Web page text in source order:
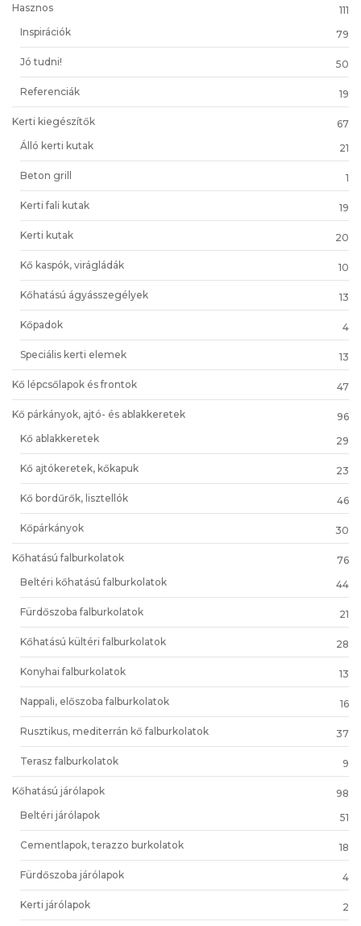
Hasznos
111
Inspirációk
79
Jó tudni! 50
Referenciák 19
Kerti kiegészítők
67
Álló kerti kutak
21
Beton grill 1
Kerti fali kutak 19
Kerti kutak 20
Kő kaspók, virágládák 10
Kőhatású ágyásszegélyek 13
Kőpadok 4
Speciális kerti elemek 13
Kő lépcsőlapok és frontok 47
Kő párkányok, ajtó- és ablakkeretek
96
Kő ablakkeretek
29
Kő ajtókeretek, kőkapuk 23
Kő bordűrők, lisztellók 46
Kőpárkányok 30
Kőhatású falburkolatok
76
Beltéri kőhatású falburkolatok
44
Fürdőszoba falburkolatok 21
Kőhatású kültéri falburkolatok 28
Konyhai falburkolatok 13
Nappali, előszoba falburkolatok 16
Rusztikus, mediterrán kő falburkolatok 37
Terasz falburkolatok 9
Kőhatású járólapok
98
Beltéri járólapok
51
Cementlapok, terazzo burkolatok 18
Fürdőszoba járólapok 4
Kerti járólapok 2